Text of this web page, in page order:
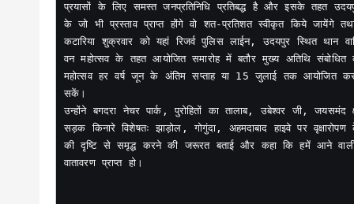
प्रयासों के लिए समस्त जनप्रतिनिधि प्रतिबद्ध है और इसके तहत
के जो भी प्रस्ताव प्राप्त होंगे वो शत-प्रतिशत स्वीकृत किये
कटारिया शुक्रवार को यहां रिजर्व पुलिस लाईन, उदयपुर स्थित थान
वन महोत्सव के तहत आयोजित समारोह में बतौर मुख्य अतिथि
महोत्सव हर वर्ष जून के अंतिम सप्ताह या 15 जुलाई तक आयोजित
सकें।
उन्होंने बगदरा नेचर पार्क, पुरोहितों का तालाब, उबेश्वर जी,
सड़क किनारे विशेषतः झाड़ोल, गोगुंदा, अहमदाबाद हाइवे पर
की दृष्टि से समृद्ध करने की जरूरत बताई और कहा कि हमें आने वाली
वातावरण प्राप्त हो।